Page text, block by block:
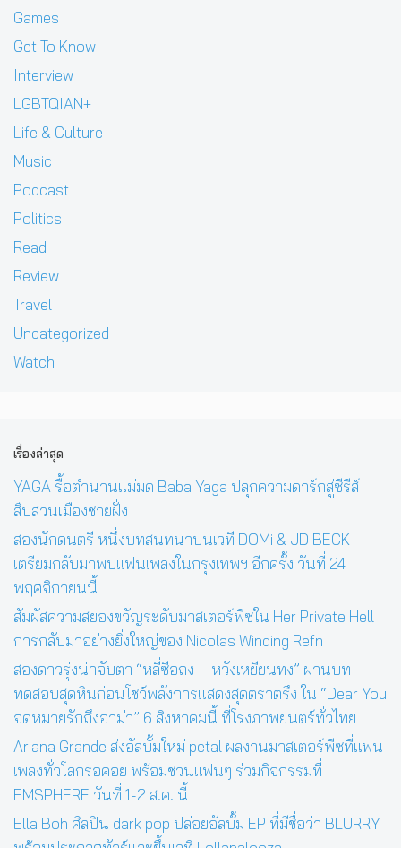
Games
Get To Know
Interview
LGBTQIAN+
Life & Culture
Music
Podcast
Politics
Read
Review
Travel
Uncategorized
Watch
เรื่องล่าสุด
YAGA รื้อตำนานแม่มด Baba Yaga ปลุกความดาร์กสู่ซีรีส์
สืบสวนเมืองชายฝั่ง
สองนักดนตรี หนึ่งบทสนทนาบนเวที DOMi & JD BECK
เตรียมกลับมาพบแฟนเพลงในกรุงเทพฯ อีกครั้ง วันที่ 24
พฤศจิกายนนี้
สัมผัสความสยองขวัญระดับมาสเตอร์พีซใน Her Private Hell
การกลับมาอย่างยิ่งใหญ่ของ Nicolas Winding Refn
สองดาวรุ่งน่าจับตา “หลี่ซือถง – หวังเหยียนทง” ผ่านบท
ทดสอบสุดหินก่อนโชว์พลังการแสดงสุดตราตรึง ใน “Dear You
จดหมายรักถึงอาม่า” 6 สิงหาคมนี้ ที่โรงภาพยนตร์ทั่วไทย
Ariana Grande ส่งอัลบั้มใหม่ petal ผลงานมาสเตอร์พีซที่แฟน
เพลงทั่วโลกรอคอย พร้อมชวนแฟนๆ ร่วมกิจกรรมที่
EMSPHERE วันที่ 1-2 ส.ค. นี้
Ella Boh ศิลปิน dark pop ปล่อยอัลบั้ม EP ที่มีชื่อว่า BLURRY